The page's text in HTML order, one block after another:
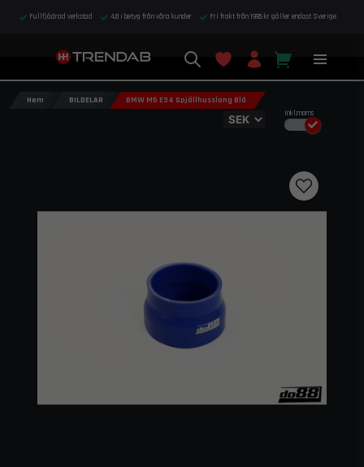
Fullfjädrad verkstad 4,8 i betyg från våra kunder Fri frakt från 1995 kr gäller endast Sverige
Inkl.moms
Hem BILDELAR BMW M5 E34 Spjällhusslang Blå